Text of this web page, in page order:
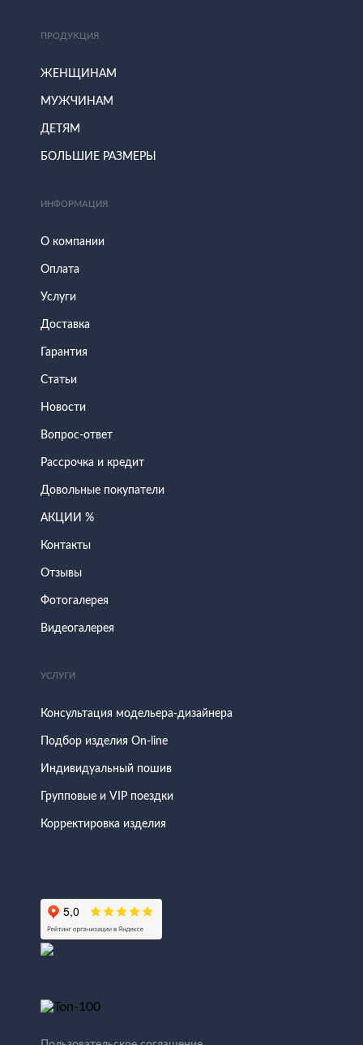
ПРОДУКЦИЯ
ЖЕНЩИНАМ
МУЖЧИНАМ
ДЕТЯМ
БОЛЬШИЕ РАЗМЕРЫ
ИНФОРМАЦИЯ
О компании
Оплата
Услуги
Доставка
Гарантия
Статьи
Новости
Вопрос-ответ
Рассрочка и кредит
Довольные покупатели
АКЦИИ %
Контакты
Отзывы
Фотогалерея
Видеогалерея
УСЛУГИ
Консультация модельера-дизайнера
Подбор изделия On-line
Индивидуальный пошив
Групповые и VIP поездки
Корректировка изделия